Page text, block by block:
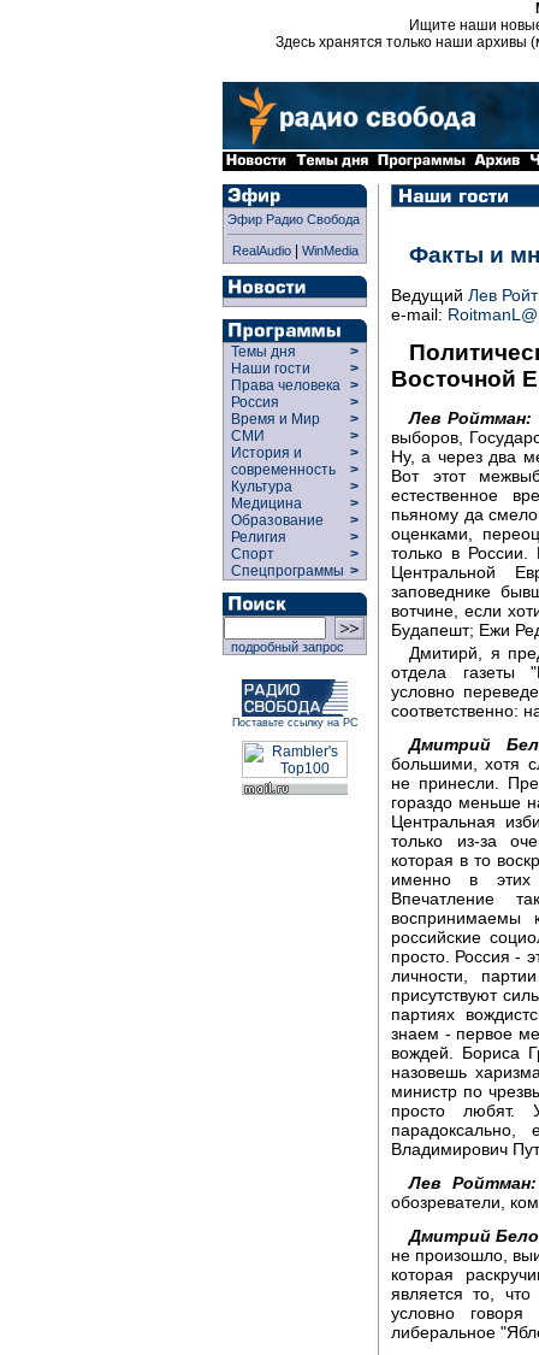
Ищите наши
Здесь хранятся только наши архивы
Эфир Радио Свобода
RealAudio| WinMedia
Темы дня
>
Наши гости
>
Права человека >
Россия
>
Время и Мир
>
СМИ
>
История и
современность
>
>
Культура
>
Медицина
>
Образование
>
Религия
>
Спорт
>
Спецпрограммы >
подробный запрос
Поставьте ссылку на РС
Факты и
Ведущий Лев
e-mail:
Восточной
Лев Ройтман:
выборов,
Ну, а через два
Вот этот
естественное
пьяному да
оценками,
только в России.
Центральной
заповеднике
вотчине, если
Будапешт; Ежи
Дмитирй, я
отдела газеты
условно
соответственно:
Дмитрий
большими, хотя
не принесли.
гораздо меньше
Центральная
только из-за
которая в то
именно в этих
Впечатление
российские
просто. Россия -
личности,
присутствуют
партиях
знаем - первое
вождей. Бориса
назовешь
министр по
просто любят.
Владимирович
Лев Ройтман:
обозреватели,
Дмитрий
не произошло,
которая
является то,
условно
либеральное